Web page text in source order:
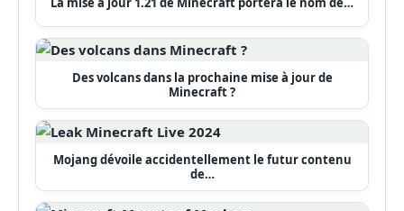
Des volcans dans la prochaine mise à jour de
Minecraft ?
Mojang dévoile accidentellement le futur contenu
de…